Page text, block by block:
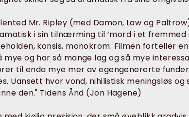
Mr. Ripley (med Damon, Law og
i sin tilnærming til ‘mord i et fremmed
konsis, monokrom. Filmen forteller
og har så mange lag og så mye
til enda mye mer av egengenererte
Uansett hvor vond, nihilistisk meningsløs og
den." Tidens Ånd (Jon Hagene)